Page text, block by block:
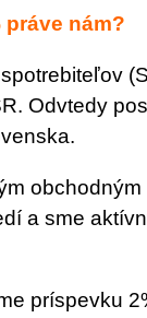
práve nám?
Odvtedy
a sme
príspevku